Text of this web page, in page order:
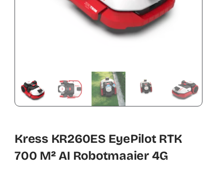
Winkelwagen
0
Kress KR260ES EyePilot RTK
700 M² AI Robotmaaier 4G